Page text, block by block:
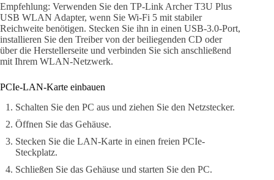
Empfehlung: Verwenden Sie den TP-Link Archer T3U Plus
USB WLAN Adapter, wenn Sie Wi-Fi 5 mit stabiler
Reichweite benötigen. Stecken Sie ihn in einen USB-3.0-Port,
installieren Sie den Treiber von der beiliegenden CD oder
über die Herstellerseite und verbinden Sie sich anschließend
mit Ihrem WLAN-Netzwerk.
PCIe-LAN-Karte einbauen
Schalten Sie den PC aus und ziehen Sie den Netzstecker.
Öffnen Sie das Gehäuse.
Stecken Sie die LAN-Karte in einen freien PCIe-
Steckplatz.
Schließen Sie das Gehäuse und starten Sie den PC.